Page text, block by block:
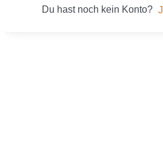
Du hast noch kein Konto?